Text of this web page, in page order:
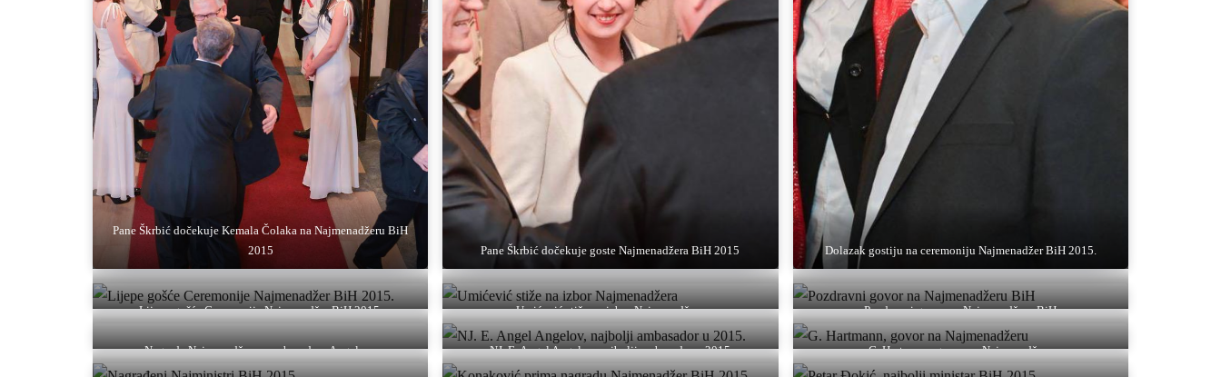
Pane Škrbić dočekuje Kemala Čolaka na Najmenadžeru BiH
2015
Pane Škrbić dočekuje goste Najmenadžera BiH 2015 Dolazak gostiju na ceremoniju Najmenadžer BiH 2015.
Lijepe gošće Ceremonije Najmenadžer BiH 2015. Umićević stiže na izbor Najmenadžera Pozdravni govor na Najmenadžeru BiH
Nagrada Najmenadžer za ambasadora Angelova NJ. E. Angel Angelov, najbolji ambasador u 2015 G. Hartmann, govor na Najmenadžeru